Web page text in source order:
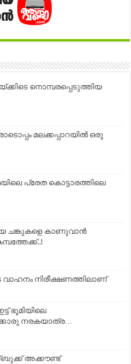
നൊമ്പരപ്പെടുത്തിയ
മലക്കപ്പാറയിൽ ഒരു
പ്രേത കൊട്ടാരത്തിലെ
ചങ്കുകളെ കാണുവാൻ
വാഹനം നിരീക്ഷണത്തിലാണ്
ഭൂമിയിലെ
നരകയാത്ര…
അക്കൗണ്ട്‌